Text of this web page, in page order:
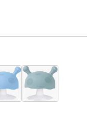
Bekreftet kjøper
3 uker siden